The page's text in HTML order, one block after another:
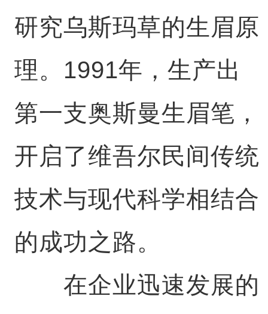
研究乌斯玛草的生眉原
理。1991年，生产出
第一支奥斯曼生眉笔，
开启了维吾尔民间传统
技术与现代科学相结合
的成功之路。
在企业迅速发展的